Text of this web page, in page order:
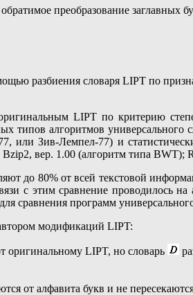
преобразование заглавных
разбиения словаря LIPT по
LIPT по критерию
типов алгоритмов
или Зив-Лемпел-77) и
вер. 1.00 (алгоритм типа BWT);
до 80% от всей текстовой
с этим сравнение проводилось
сравнения программ
модификаций LIPT:
оригинальному LIPT, но словарь
от алфавита букв и не